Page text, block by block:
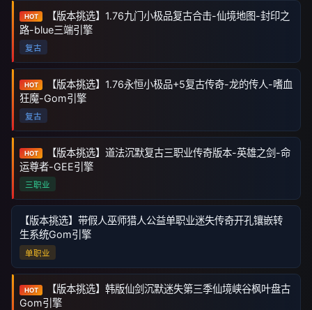
HOT
【版本挑选】1.76九门小极品复古合击-仙境地图-封印之
路-blue三端引擎
复古
HOT
【版本挑选】1.76永恒小极品+5复古传奇-龙的传人-嗜血
狂魔-Gom引擎
复古
HOT
【版本挑选】道法沉默复古三职业传奇版本-英雄之剑-命
运尊者-GEE引擎
三职业
【版本挑选】带假人巫师猎人公益单职业迷失传奇开孔镶嵌转
生系统Gom引擎
单职业
HOT
【版本挑选】韩版仙剑沉默迷失第三季仙境峡谷枫叶盘古
Gom引擎